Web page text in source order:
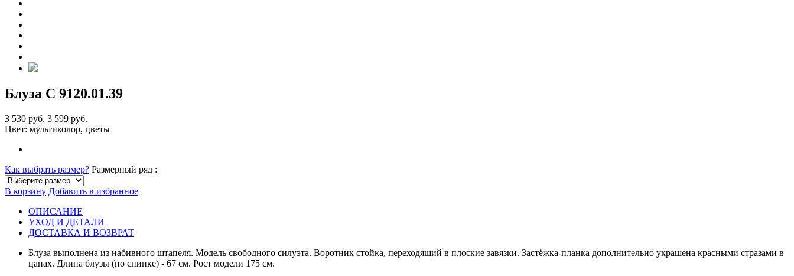
Блуза С 9120.01.39
3 530 руб. 3 599 руб.
Цвет: мультиколор, цветы
Как выбрать размер? Размерный ряд :
В корзину Добавить в избранное
ОПИСАНИЕ
УХОД И ДЕТАЛИ
ДОСТАВКА И ВОЗВРАТ
Блуза выполнена из набивного штапеля. Модель свободного силуэта. Воротник стойка, переходящий в плоские завязки. Застёжка-планка дополнительно украшена красными стразами в
цапах. Длина блузы (по спинке) - 67 см. Рост модели 175 см.